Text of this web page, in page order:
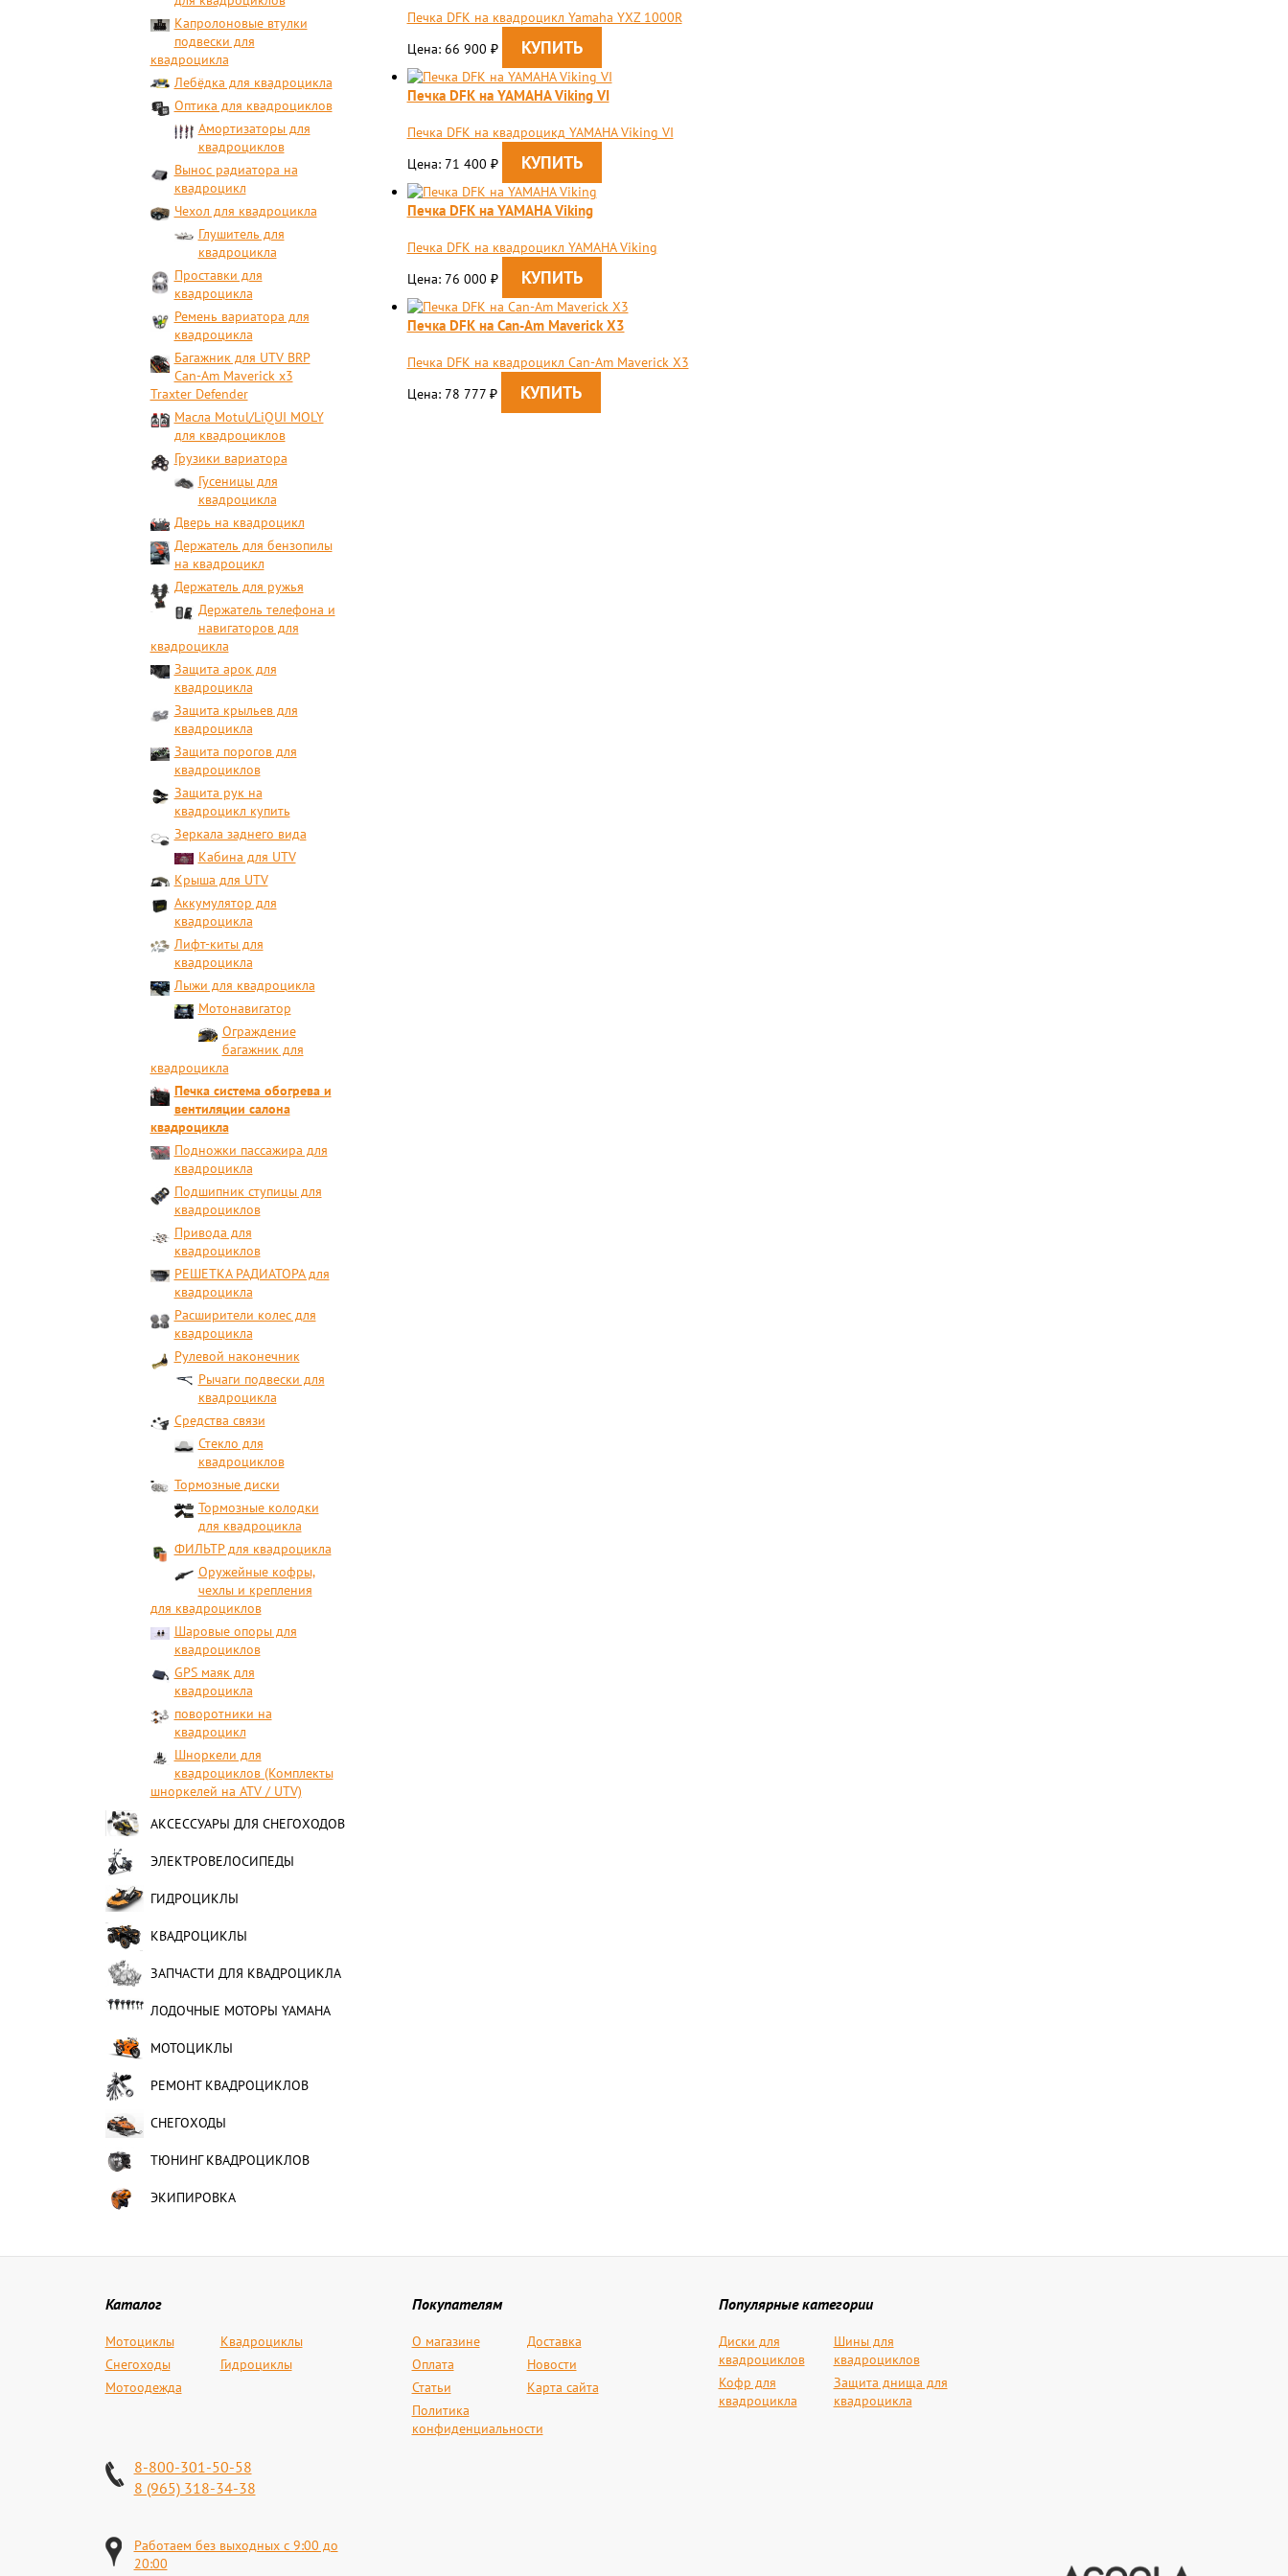
Капролоновые втулки
подвески для
квадроцикла
Лебёдка для квадроцикла
Оптика для квадроциклов
Амортизаторы для
квадроциклов
Вынос радиатора на
квадроцикл
Чехол для квадроцикла
Глушитель для
квадроцикла
Проставки для
квадроцикла
Ремень вариатора для
квадроцикла
Багажник для UTV BRP
Can-Am Maverick x3
Traxter Defender
Масла Motul/LiQUI MOLY
для квадроциклов
Грузики вариатора
Гусеницы для
квадроцикла
Дверь на квадроцикл
Держатель для бензопилы
на квадроцикл
Держатель для ружья
Держатель телефона и
навигаторов для
квадроцикла
Защита арок для
квадроцикла
Защита крыльев для
квадроцикла
Защита порогов для
квадроциклов
Защита рук на
квадроцикл купить
Зеркала заднего вида
Кабина для UTV
Крыша для UTV
Аккумулятор для
квадроцикла
Лифт-киты для
квадроцикла
Лыжи для квадроцикла
Мотонавигатор
Ограждение
багажник для
квадроцикла
Печка система обогрева и
вентиляции салона
квадроцикла
Подножки пассажира для
квадроцикла
Подшипник ступицы для
квадроциклов
Привода для
квадроциклов
РЕШЕТКА РАДИАТОРА для
квадроцикла
Расширители колес для
квадроцикла
Рулевой наконечник
Рычаги подвески для
квадроцикла
Средства связи
Стекло для
квадроциклов
Тормозные диски
Тормозные колодки
для квадроцикла
ФИЛЬТР для квадроцикла
Оружейные кофры,
чехлы и крепления
для квадроциклов
Шаровые опоры для
квадроциклов
GPS маяк для
квадроцикла
поворотники на
квадроцикл
Шноркели для
квадроциклов (Комплекты
шноркелей на ATV / UTV)
АКСЕССУАРЫ ДЛЯ СНЕГОХОДОВ
ЭЛЕКТРОВЕЛОСИПЕДЫ
ГИДРОЦИКЛЫ
КВАДРОЦИКЛЫ
ЗАПЧАСТИ ДЛЯ КВАДРОЦИКЛА
ЛОДОЧНЫЕ МОТОРЫ YAMAHA
МОТОЦИКЛЫ
РЕМОНТ КВАДРОЦИКЛОВ
СНЕГОХОДЫ
ТЮНИНГ КВАДРОЦИКЛОВ
ЭКИПИРОВКА
Печка DFK на квадроцикл Yamaha YXZ 1000R
Цена: 66 900 ₽
Печка DFK на YAMAHA Viking VI
Печка DFK на квадроцикд YAMAHA Viking VI
Цена: 71 400 ₽
Печка DFK на YAMAHA Viking
Печка DFK на квадроцикл YAMAHA Viking
Цена: 76 000 ₽
Печка DFK на Can-Am Maverick X3
Печка DFK на квадроцикл Can-Am Maverick X3
Цена: 78 777 ₽
Каталог
Мотоциклы
Квадроциклы
Снегоходы
Гидроциклы
Мотоодежда
Покупателям
О магазине
Доставка
Оплата
Новости
Статьи
Карта сайта
Политика
конфиденциальности
Популярные категории
Диски для
квадроциклов
Шины для
квадроциклов
Кофр для
квадроцикла
Защита днища для
квадроцикла
8-800-301-50-58
8 (965) 318-34-38
Работаем без выходных с 9:00 до
20:00